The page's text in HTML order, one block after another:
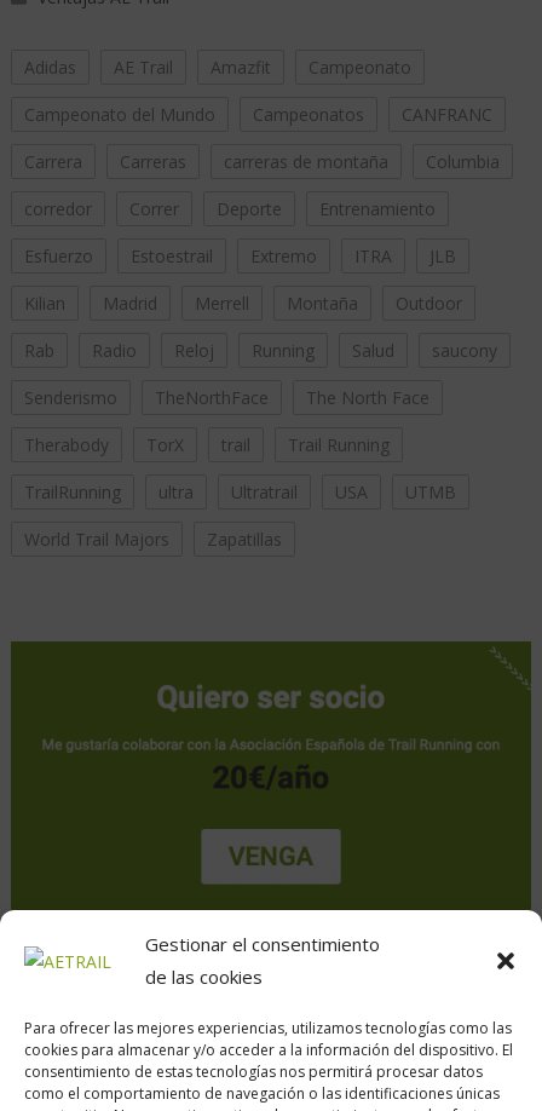
Gestionar el consentimiento
de las cookies
Para ofrecer las mejores experiencias, utilizamos tecnologías como las
cookies para almacenar y/o acceder a la información del dispositivo. El
consentimiento de estas tecnologías nos permitirá procesar datos
como el comportamiento de navegación o las identificaciones únicas
Adidas AE Trail Amazfit Campeonato
Campeonato del Mundo Campeonatos CANFRANC
Carrera Carreras carreras de montaña Columbia
corredor Correr Deporte Entrenamiento
Esfuerzo Estoestrail Extremo ITRA JLB
Kilian Madrid Merrell Montaña Outdoor
Rab Radio Reloj Running Salud saucony
Senderismo TheNorthFace The North Face
Therabody TorX trail Trail Running
TrailRunning ultra Ultratrail USA UTMB
World Trail Majors Zapatillas